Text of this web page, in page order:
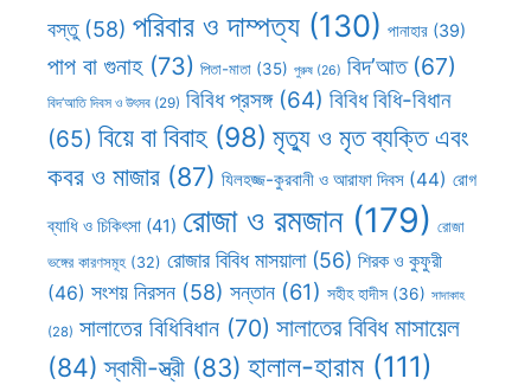
বস্তু(58) পরিবার ও দাম্পত্য (130) পানাহার (39)
পাপ বা গুনাহ(73) পিতা-মাতা (35) পুরুষ (26) বিদ’আত(67)
বিদ’আতি দিবস ও উৎসব (29) বিবিধ প্রসঙ্গ(64) বিবিধ বিধি-বিধান
(65) বিয়ে বা বিবাহ (98) মৃত্যু ও মৃত ব্যক্তি এবং
কবর ও মাজার (87) যিলহজ্জ-কুরবানী ও আরাফা দিবস (44) রোগ
ব্যাধি ও চিকিৎসা (41) রোজা ও রমজান(179) রোজা
ভঙ্গের কারণসমূহ (32) রোজার বিবিধ মাসয়ালা(56) শিরক ও কুফুরী
(46) সংশয় নিরসন (58) সন্তান (61) সহীহ হাদীস (36) সাদাকাহ
(28) সালাতের বিধিবিধান (70) সালাতের বিবিধ মাসায়েল
(84) স্বামী-স্ত্রী (83) হালাল-হারাম (111)